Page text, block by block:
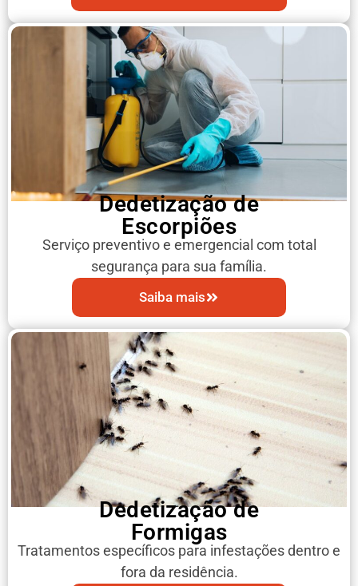
Dedetização de
Escorpiões
Serviço preventivo e emergencial com total
segurança para sua família.
Saiba mais
Dedetização de
Formigas
Tratamentos específicos para infestações dentro e
fora da residência.